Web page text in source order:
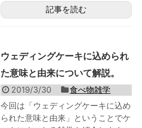
記事を読む
ウェディングケーキに込められ
た意味と由来について解説。
2019/3/30
食べ物雑学
今回は「ウェディングケーキに込め
られた意味と由来」ということでケ